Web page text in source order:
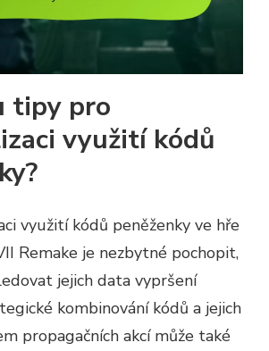
tipy pro
využití kódů
využití kódů peněženky ve hře
Remake je nezbytné pochopit,
jejich data vypršení
kombinování kódů a jejich
propagačních akcí může také